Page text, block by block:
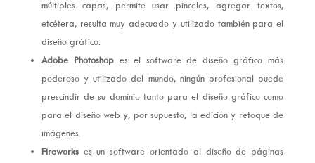
múltiples capas, permite usar pinceles, agregar textos,
etcétera, resulta muy adecuado y utilizado también para el
diseño gráfico.
Adobe Photoshopes el software de diseño gráfico más
poderoso y utilizado del mundo, ningún profesional puede
prescindir de su dominio tanto para el diseño gráfico como
para el diseño web y, por supuesto, la edición y retoque de
imágenes.
Fireworkses un software orientado al diseño de páginas